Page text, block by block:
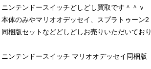
ニンテンドースイッチどしどし買取です＾＾ｖ
本体のみやマリオオデッセイ、スプラトゥーン2
同梱版セットなどどしどしお売りいただいてお
ニンテンドースイッチ マリオオデッセイ同梱版